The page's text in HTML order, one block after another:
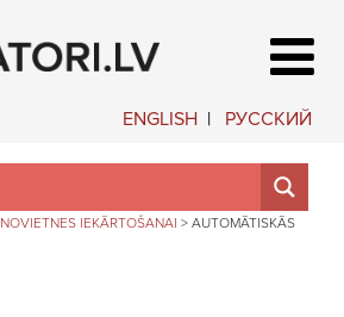
ENGLISH РУССКИЙ
NOVIETNES IEKĀRTOŠANAI > AUTOMĀTISKĀS